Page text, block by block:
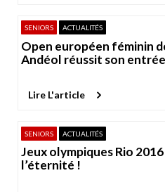
SENIORS ACTUALITÉS
Open européen féminin
Andéol réussit son entrée
Lire L'article
SENIORS ACTUALITÉS
Jeux olympiques Rio
l’éternité !